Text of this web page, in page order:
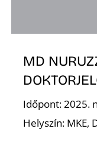
MD
Időpont: 2025.
Helyszín: MKE,